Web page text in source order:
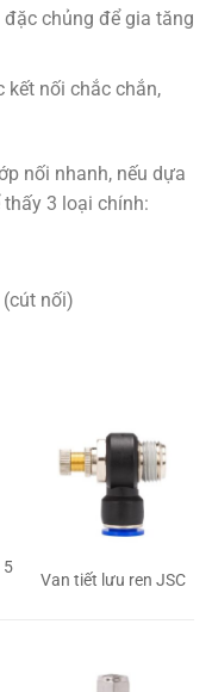
chủng để gia tăng
kết nối chắc chắn,
nối nhanh, nếu dựa
3 loại chính:
nối)
5
Van tiết lưu ren JSC